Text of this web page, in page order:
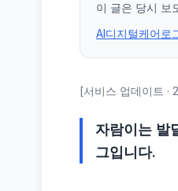
이 글은 당시 보
AI디지털케어로
[서비스 업데이트
자람이는 발
그입니다.